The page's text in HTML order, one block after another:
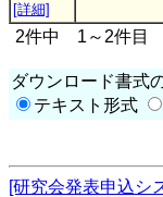
[詳細]
2件中 1～2件目
ダウンロード書式
テキスト形式
[研究会発表申込シ